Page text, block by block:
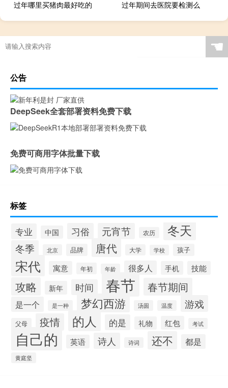
过年哪里买猪肉最好吃的 过年期间去医院要检测么
☚
公告
DeepSeek全套部署资料免费下载
免费可商用字体批量下载
标签
专业 中国 习俗 元宵节 农历 冬天
冬季 北京 品牌 唐代 大学 学校 孩子
宋代 寓意 年初 年龄 很多人 手机 技能
攻略 新年 时间 春节 春节期间
是一个 是一种 梦幻西游 汤圆 温度 游戏
父母 疫情 的人 的是 礼物 红包 考试
自己的 英语 诗人 诗词 还不 都是
黄庭坚